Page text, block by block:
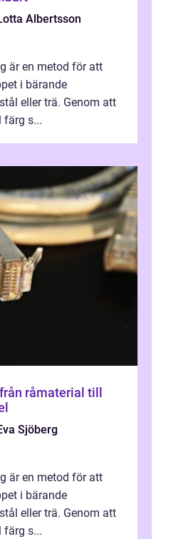
Albertsson
är en metod för att
i bärande
eller trä. Genom att
färg s...
Sjöberg
är en metod för att
i bärande
eller trä. Genom att
färg s...